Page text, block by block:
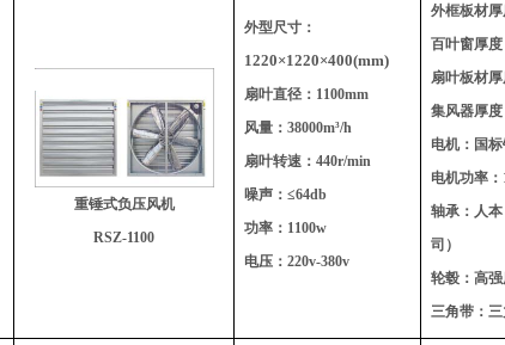
重锤式负压风机
RSZ-1100
外型尺寸：
1220×1220×400(mm)
扇叶直径：1100mm
风量：38000m³/h
扇叶转速：440r/min
噪声：≤64db
功率：1100w
电压：220v-380v
外框板材
百叶窗厚度
扇叶板材
集风器厚
电机：国
电机功率
轴承：人
司）
轮毂：高
三角带：